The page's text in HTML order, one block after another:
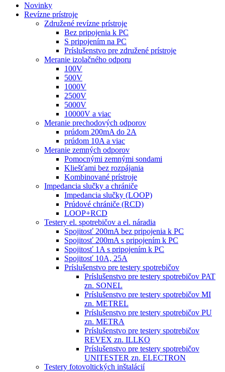
Novinky
Revízne prístroje
Združené revízne prístroje
Bez pripojenia k PC
S pripojením na PC
Príslušenstvo pre združené prístroje
Meranie izolačného odporu
100V
500V
1000V
2500V
5000V
10000V a viac
Meranie prechodových odporov
prúdom 200mA do 2A
prúdom 10A a viac
Meranie zemných odporov
Pomocnými zemnými sondami
Kliešťami bez rozpájania
Kombinované prístroje
Impedancia slučky a chrániče
Impedancia slučky (LOOP)
Prúdové chrániče (RCD)
LOOP+RCD
Testery el. spotrebičov a el. náradia
Spojitosť 200mA bez pripojenia k PC
Spojitosť 200mA s pripojením k PC
Spojitosť 1A s pripojením k PC
Spojitosť 10A, 25A
Príslušenstvo pre testery spotrebičov
Príslušenstvo pre testery spotrebičov PAT
zn. SONEL
Príslušenstvo pre testery spotrebičov MI
zn. METREL
Príslušenstvo pre testery spotrebičov PU
zn. METRA
Príslušenstvo pre testery spotrebičov
REVEX zn. ILLKO
Príslušenstvo pre testery spotrebičov
UNITESTER zn. ELECTRON
Testery fotovoltických inštalácií